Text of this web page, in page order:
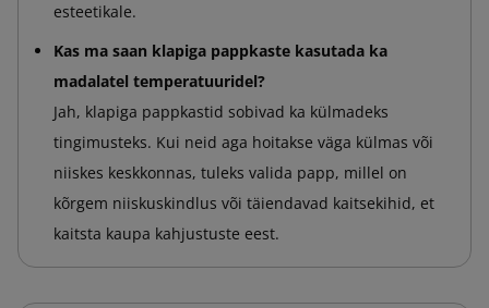
esteetikale.
Kas ma saan klapiga pappkaste kasutada ka
madalatel temperatuuridel?
Jah, klapiga pappkastid sobivad ka külmadeks
tingimusteks. Kui neid aga hoitakse väga külmas või
niiskes keskkonnas, tuleks valida papp, millel on
kõrgem niiskuskindlus või täiendavad kaitsekihid, et
kaitsta kaupa kahjustuste eest.